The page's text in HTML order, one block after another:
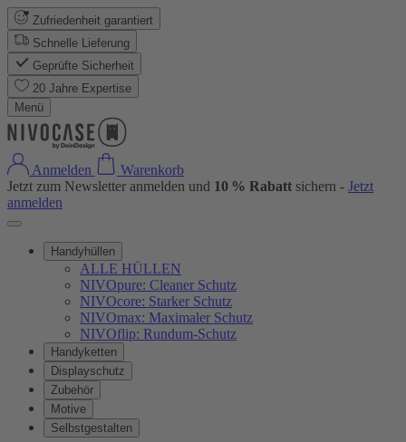
Zufriedenheit garantiert
Schnelle Lieferung
Geprüfte Sicherheit
20 Jahre Expertise
Menü
Anmelden
Warenkorb
Jetzt zum Newsletter anmelden und 10 % Rabatt sichern - Jetzt
anmelden
Handyhüllen
ALLE HÜLLEN
NIVOpure: Cleaner Schutz
NIVOcore: Starker Schutz
NIVOmax: Maximaler Schutz
NIVOflip: Rundum-Schutz
Handyketten
Displayschutz
Zubehör
Motive
Selbstgestalten